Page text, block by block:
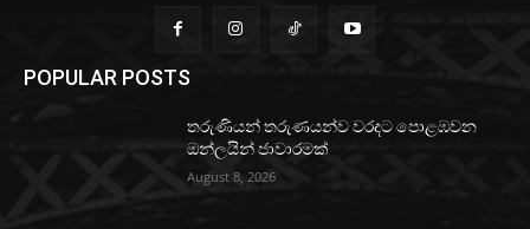
POPULAR POSTS
තරුණියන් තරුණයන්ව වරදට පොළඹවන
ඔන්ලයින් ජාවාරමක්
August 8, 2026